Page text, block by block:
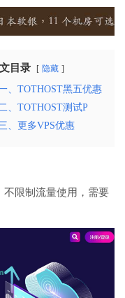
目录 隐藏
、TOTHOST黑五优惠
二、TOTHOST测试P
、更多VPS优惠
不限制流量使用，需要